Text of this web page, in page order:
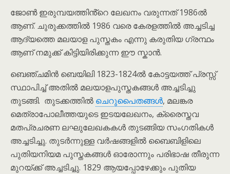
ജോൺ ഇരുമ്പയത്തിൻ്റെ ലേഖനം വരുന്നത് 1986ൽ
ആണ്. ചുരുക്കത്തിൽ 1986 വരെ കേരളത്തിൽ അച്ചടിച്ച
ആദ്യത്തെ മലയാള പുസ്തകം എന്നു കരുതിയ ഗ്രന്ഥം
ആണ് നമുക്ക് കിട്ടിയിരിക്കുന്ന ഈ സ്കാൻ.
ബെഞ്ചമിൻ ബെയിലി 1823-1824ൽ കോട്ടയത്ത് പ്രസ്സ്
സ്ഥാപിച്ച് അതിൽ മലയാളപുസ്തകങ്ങൾ അച്ചടിച്ചു
തുടങ്ങി. തുടക്കത്തിൽ ചെറുപൈതങ്ങൾ, മലങ്കര
മെത്രാപോലീത്തയുടെ ഇടയലേഖനം, ക്രൈസ്തവ
മതപ്രചരണ ലഘുലേഖകകൾ തുടങ്ങിയ സംഗതികൾ
അച്ചടിച്ചു. തുടർന്നുള്ള വർഷങ്ങളിൽ ബൈബിളിലെ
പുതിയനിയമ പുസ്തകങ്ങൾ ഓരോന്നും പരിഭാഷ തീരുന്ന
മുറയ്ക്ക് അച്ചടിച്ചു. 1829 ആയപ്പോഴേക്കും പുതിയ